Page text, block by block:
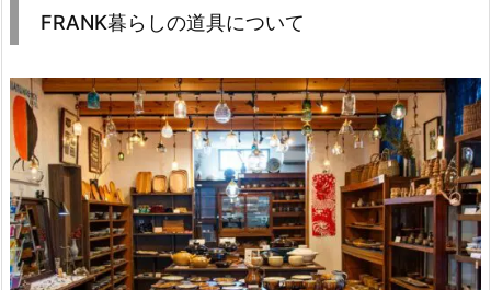
FRANK暮らしの道具について